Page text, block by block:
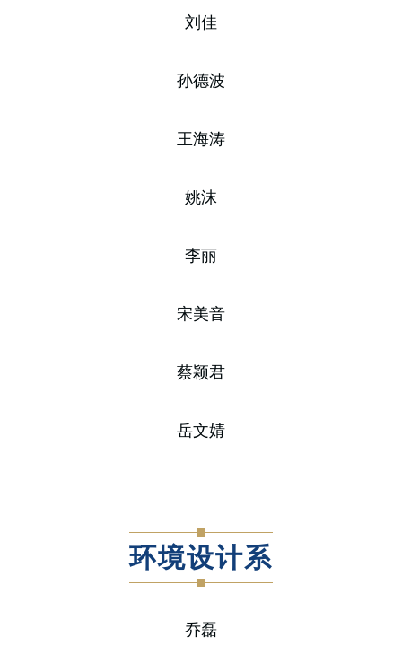
刘佳
孙德波
王海涛
姚沫
李丽
宋美音
蔡颖君
岳文婧
环境设计系
乔磊